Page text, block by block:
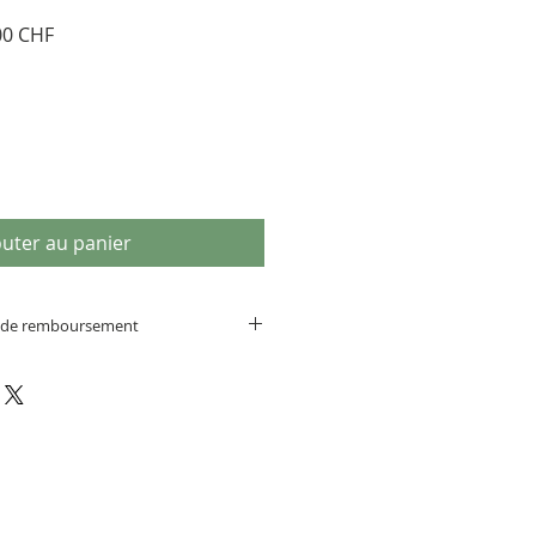
CHFPrix
au panier
remboursement
pas de retour ou de